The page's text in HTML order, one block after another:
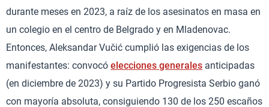
durante meses en 2023, a raíz de los asesinatos en masa en
un colegio en el centro de Belgrado y en Mladenovac.
Entonces, Aleksandar Vučić cumplió las exigencias de los
manifestantes: convocó elecciones generales anticipadas
(en diciembre de 2023) y su Partido Progresista Serbio ganó
con mayoría absoluta, consiguiendo 130 de los 250 escaños